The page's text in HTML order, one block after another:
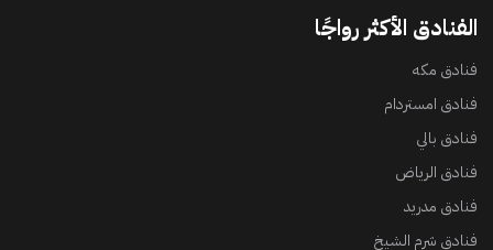
الفنادق الأكثر رواجًا
فنادق مكه
فنادق امستردام
فنادق بالي
فنادق الرياض
فنادق مدريد
فنادق شرم الشيخ